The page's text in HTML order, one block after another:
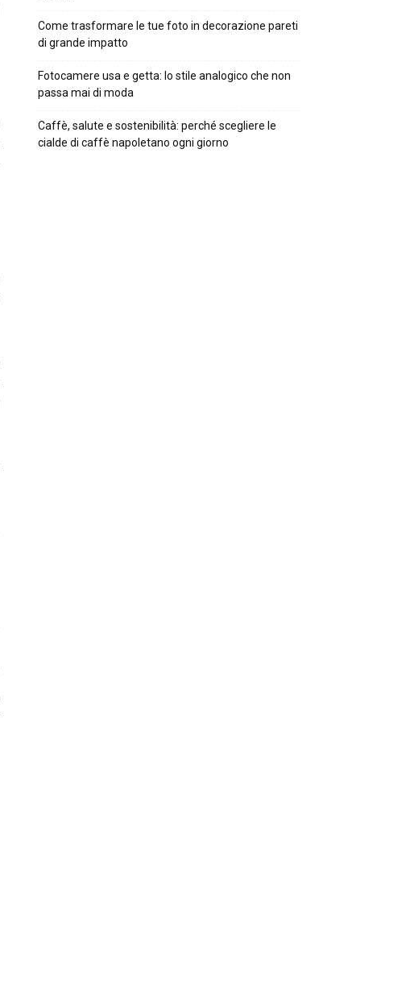
Come trasformare le tue foto in decorazione pareti
di grande impatto
Fotocamere usa e getta: lo stile analogico che non
passa mai di moda
Caffè, salute e sostenibilità: perché scegliere le
cialde di caffè napoletano ogni giorno